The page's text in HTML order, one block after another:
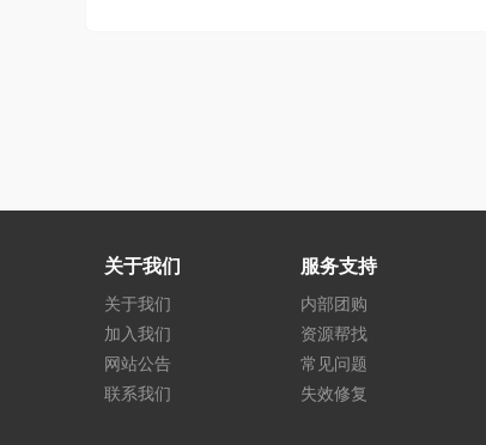
关于我们
关于我们
加入我们
网站公告
联系我们
服务支持
内部团购
资源帮找
常见问题
失效修复